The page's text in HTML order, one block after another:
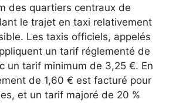
des quartiers centraux de
le trajet en taxi relativement
Les taxis officiels, appelés
un tarif réglementé de
un tarif minimum de 3,25 €. En
de 1,60 € est facturé pour
et un tarif majoré de 20 %